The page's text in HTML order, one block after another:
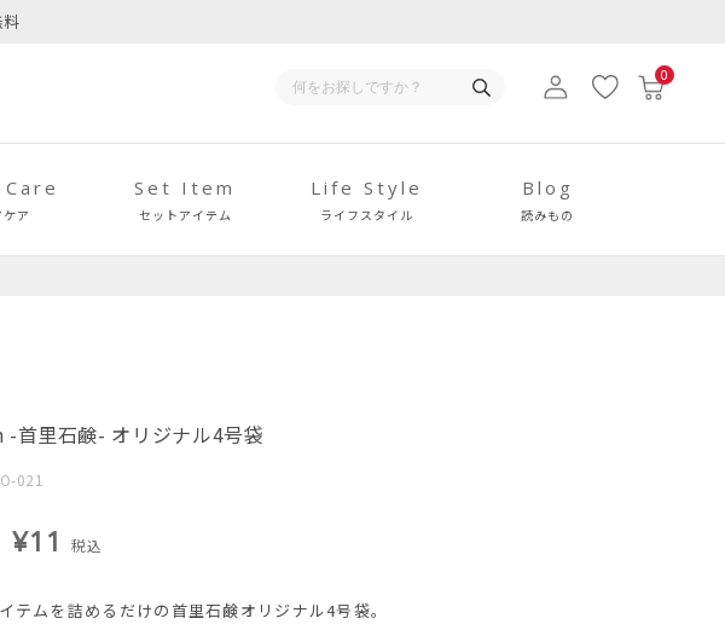
0
ア
Set Item
セットアイテム
Life Style
ライフスタイル
Blog
読みもの
-首里石鹸- オリジナル4号袋
021
¥11 税込
テムを詰めるだけの首里石鹸オリジナル4号袋。